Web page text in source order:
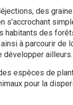
des
s’accrochant
habitants des
à parcourir de
développer ailleurs.
espèces de
pour la